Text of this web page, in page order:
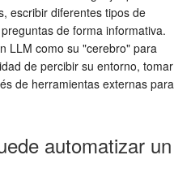
escribir diferentes tipos de
de forma informativa.
LLM como su "cerebro" para
de percibir su entorno, tomar
de herramientas externas para
automatizar un